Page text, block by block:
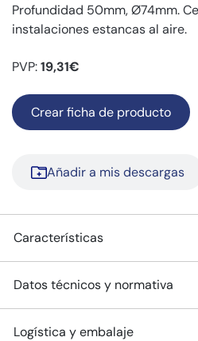
Profundidad 50mm, Ø74mm.
instalaciones estancas al aire.
PVP:19,31€
Crear ficha de producto
Añadir a mis descargas
Características
Datos técnicos y normativa
Logística y embalaje